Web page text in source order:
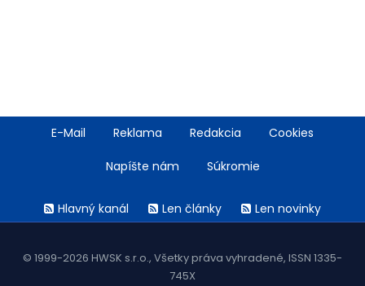
FooterE-Mail Reklama Redakcia Cookies
Napíšte nám Súkromie
menuHlavný kanál Len články Len novinky
© 1999-2026 HWSK s.r.o., Všetky práva vyhradené, ISSN 1335-
745X